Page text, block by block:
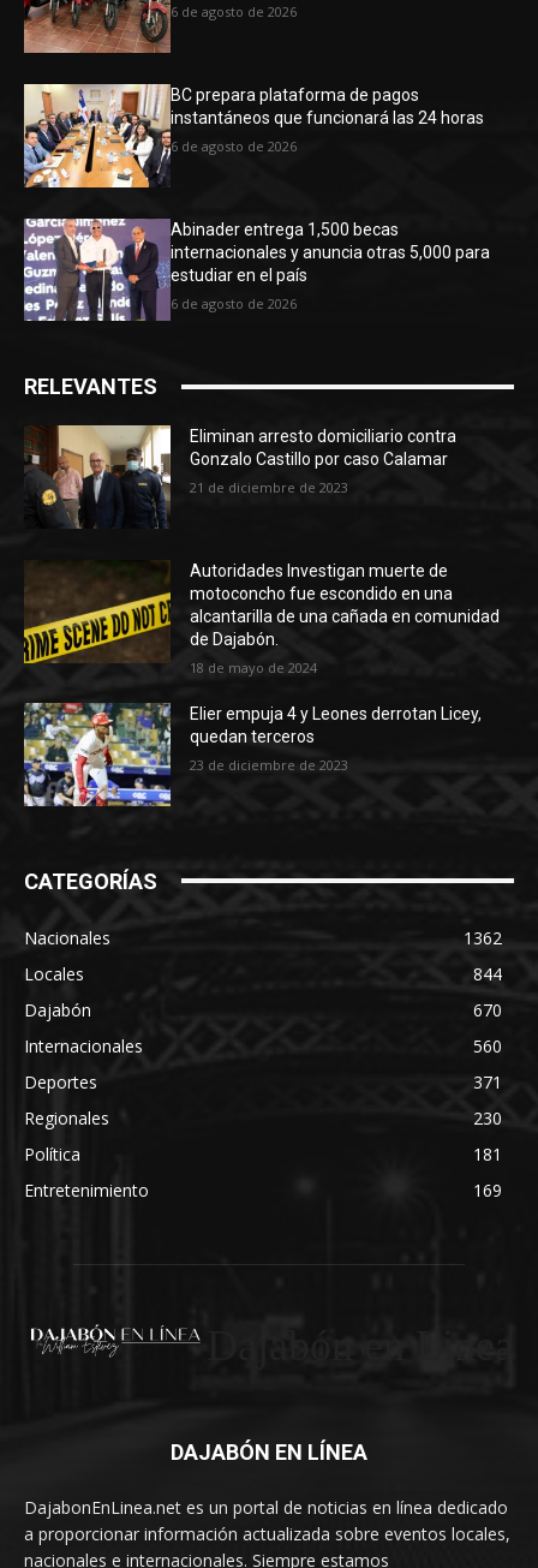
6 de agosto de 2026
BC prepara plataforma de pagos
instantáneos que funcionará las 24 horas
6 de agosto de 2026
Abinader entrega 1,500 becas
internacionales y anuncia otras 5,000 para
estudiar en el país
6 de agosto de 2026
RELEVANTES
Eliminan arresto domiciliario contra
Gonzalo Castillo por caso Calamar
21 de diciembre de 2023
Autoridades Investigan muerte de
motoconcho fue escondido en una
alcantarilla de una cañada en comunidad
de Dajabón.
18 de mayo de 2024
Elier empuja 4 y Leones derrotan Licey,
quedan terceros
23 de diciembre de 2023
CATEGORÍAS
Nacionales
1362
Locales
844
Dajabón
670
Internacionales
560
Deportes
371
Regionales
230
Política
181
Entretenimiento
169
DAJABÓN EN LÍNEA
DajabonEnLinea.net es un portal de noticias en línea dedicado
a proporcionar información actualizada sobre eventos locales,
nacionales e internacionales. Siempre estamos